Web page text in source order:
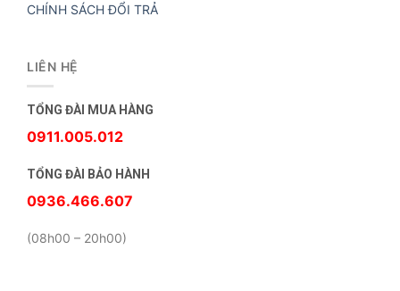
CHÍNH SÁCH ĐỔI TRẢ
LIÊN HỆ
TỔNG ĐÀI MUA HÀNG
0911.005.012
TỔNG ĐÀI BẢO HÀNH
0936.466.607
(08h00 – 20h00)